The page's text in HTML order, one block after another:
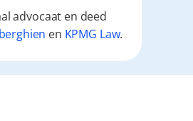
advocaat en deed
en KPMG Law.